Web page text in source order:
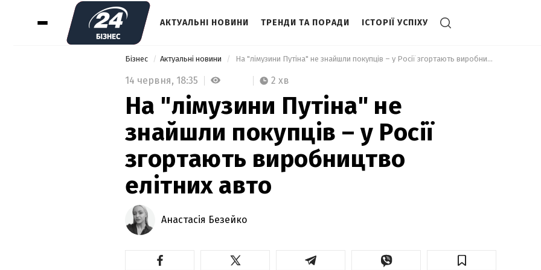
АКТУАЛЬНІ НОВИНИ ТРЕНДИ ТА ПОРАДИ ІСТОРІЇ УСПІХУ
Бізнес Актуальні новини На "лімузини Путіна" не знайшли покупців – у Росії згортають виробництво елітних авто
14 червня, 18:35 2 хв
На "лімузини Путіна" не
знайшли покупців – у Росії
згортають виробництво
елітних авто
Анастасія Безейко